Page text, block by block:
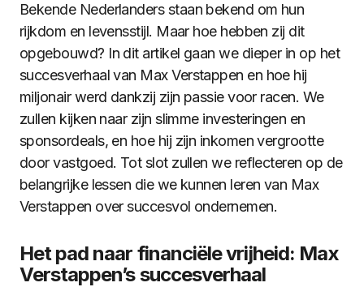
Bekende Nederlanders staan bekend om hun
rijkdom en levensstijl. Maar hoe hebben zij dit
opgebouwd? In dit artikel gaan we dieper in op het
succesverhaal van Max Verstappen en hoe hij
miljonair werd dankzij zijn passie voor racen. We
zullen kijken naar zijn slimme investeringen en
sponsordeals, en hoe hij zijn inkomen vergrootte
door vastgoed. Tot slot zullen we reflecteren op de
belangrijke lessen die we kunnen leren van Max
Verstappen over succesvol ondernemen.
Het pad naar financiële vrijheid: Max
Verstappen’s succesverhaal